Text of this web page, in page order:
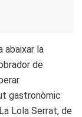
abaixar la
de
gastronòmic
Lola Serrat, de